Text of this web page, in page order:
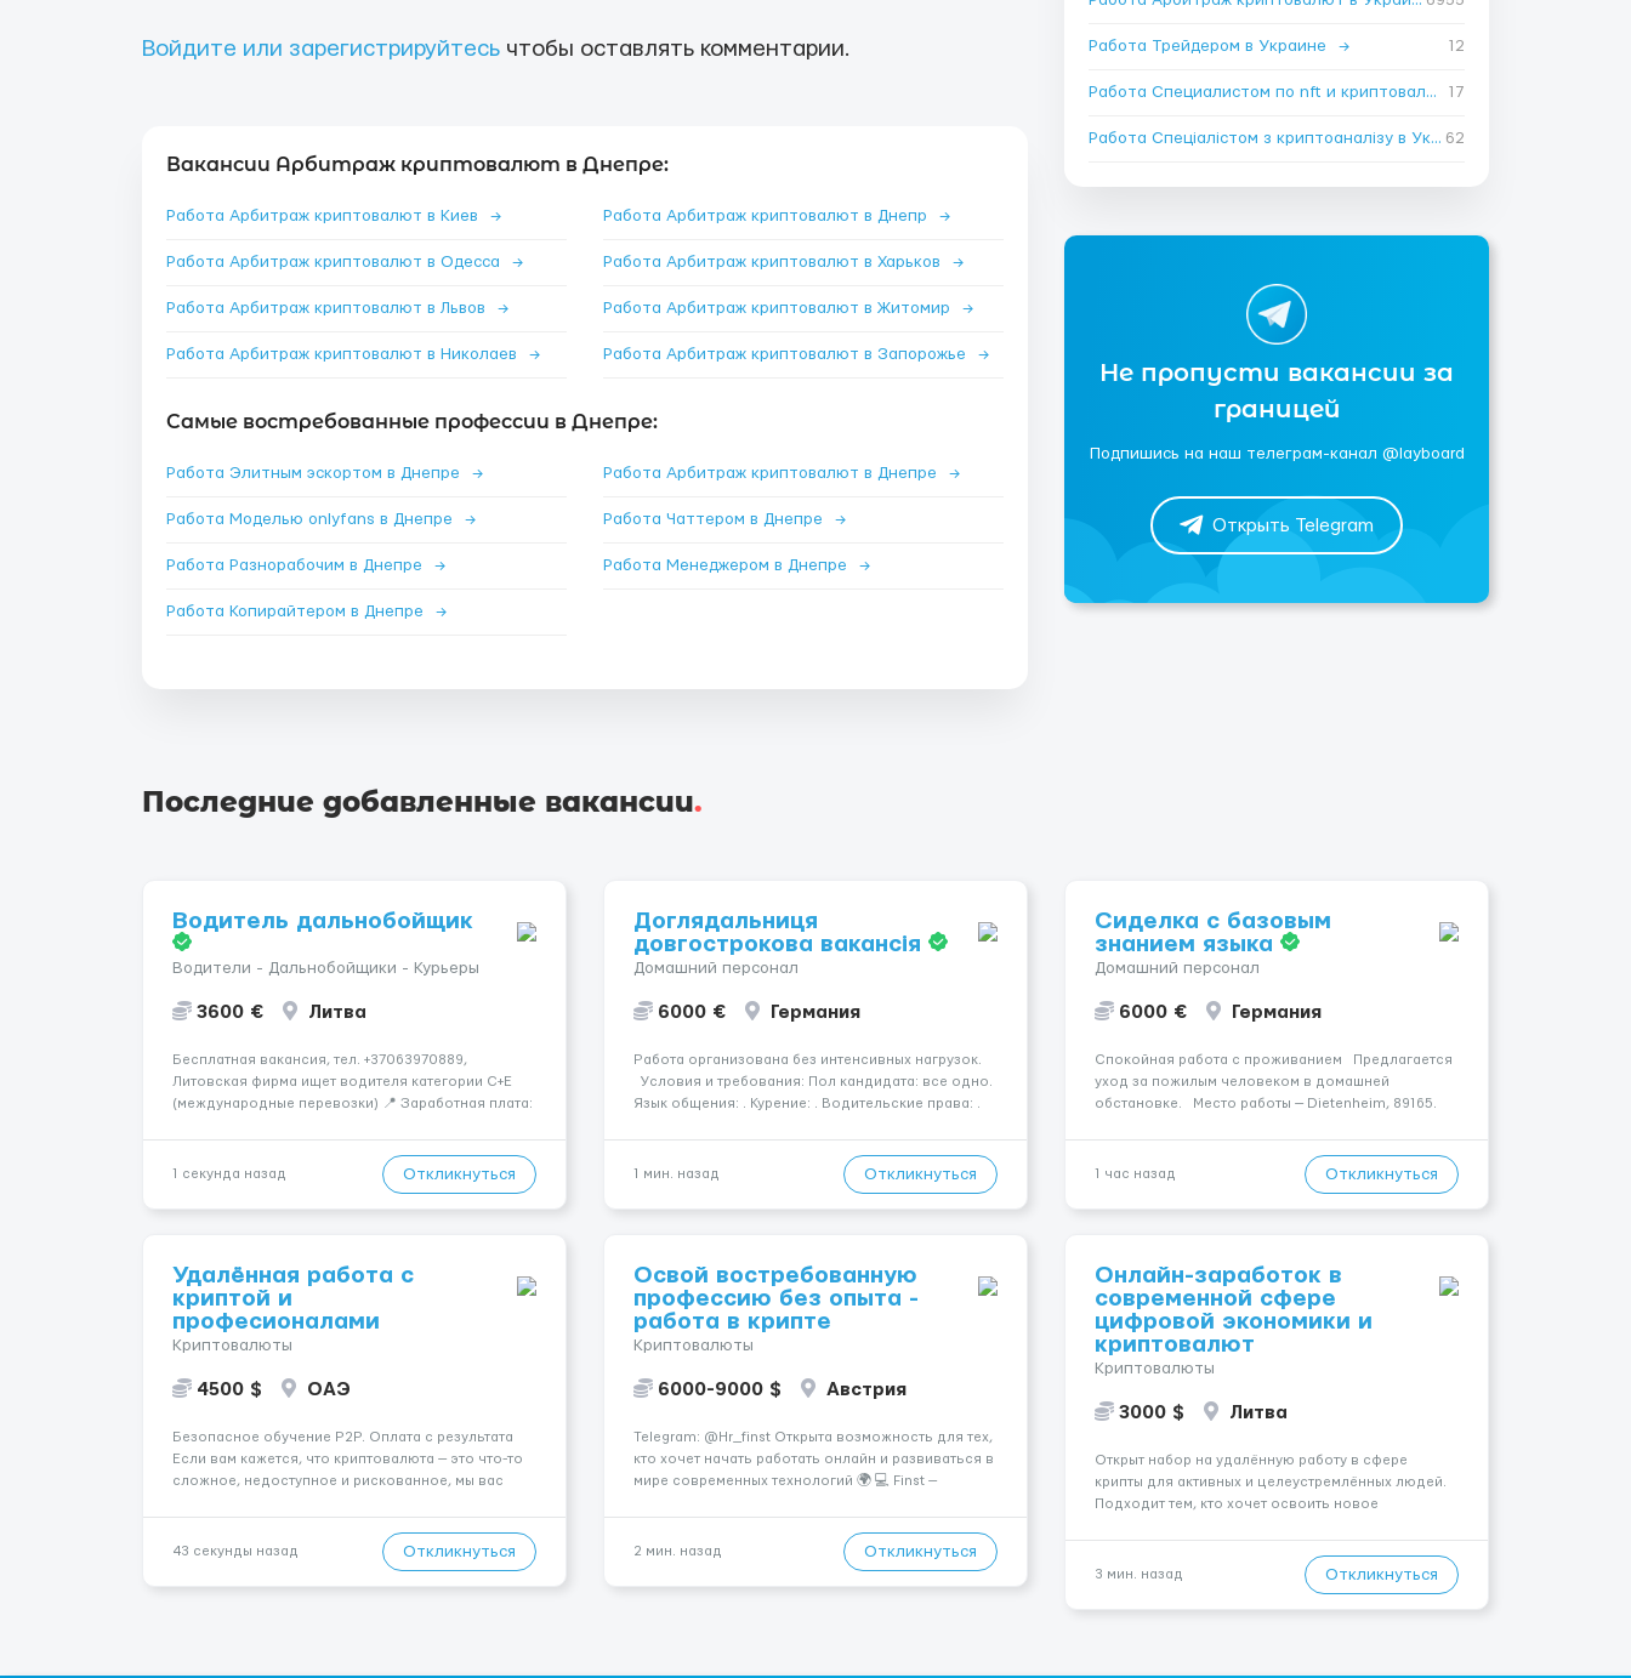
Войдите или зарегистрируйтесь чтобы оставлять комментарии.
Вакансии Арбитраж криптовалют в Днепре:
Работа Арбитраж криптовалют в Киев → Работа Арбитраж криптовалют в Днепр →
Работа Арбитраж криптовалют в Одесса → Работа Арбитраж криптовалют в Харьков →
Работа Арбитраж криптовалют в Львов → Работа Арбитраж криптовалют в Житомир →
Работа Арбитраж криптовалют в Николаев → Работа Арбитраж криптовалют в Запорожье →
Самые востребованные профессии в Днепре:
Работа Элитным эскортом в Днепре → Работа Арбитраж криптовалют в Днепре →
Работа Моделью onlyfans в Днепре → Работа Чаттером в Днепре →
Работа Разнорабочим в Днепре → Работа Менеджером в Днепре →
Работа Копирайтером в Днепре →
Работа Трейдером в Украине → 12
Работа Специалистом по nft и криптовалюте в Украине 17
Работа Спеціалістом з криптоаналізу в Украине 62
Не пропусти вакансии за
границей
Подпишись на наш телеграм-канал @layboard
Открыть Telegram
Последние добавленные вакансии.
Водитель дальнобойщик
Водители - Дальнобойщики - Курьеры
3600 € Литва
Бесплатная вакансия, тел. +37063970889,
Литовская фирма ищет водителя категории C+E
(международные перевозки) 📍 Заработная плата:
рефрижераторах. В среднем 400–500 км в день.
1 секунда назад Откликнуться
Доглядальниця
довгострокова вакансія
Домашний персонал
6000 € Германия
Работа организована без интенсивных нагрузок.
Условия и требования: Пол кандидата: все одно.
Язык общения: . Курение: . Водительские права: .
Украин...
1 мин. назад Откликнуться
Сиделка с базовым
знанием языка
Домашний персонал
6000 € Германия
Спокойная работа с проживанием Предлагается
уход за пожилым человеком в домашней
обстановке. Место работы — Dietenheim, 89165.
пациента: Мобільний. Психологическое...
1 час назад Откликнуться
Удалённая работа с
криптой и
професионалами
Криптовалюты
4500 $ ОАЭ
Безопасное обучение P2P. Оплата с результата
Если вам кажется, что криптовалюта — это что-то
сложное, недоступное и рискованное, мы вас
криптовалюта — это не страшно. Это шанс для тех,
43 секунды назад Откликнуться
Освой востребованную
профессию без опыта -
работа в крипте
Криптовалюты
6000-9000 $ Австрия
Telegram: @Hr_finst Открыта возможность для тех,
кто хочет начать работать онлайн и развиваться в
мире современных технологий 🌍 💻 Finst —
получать практический опыт и выходить на
2 мин. назад Откликнуться
Онлайн-заработок в
современной сфере
цифровой экономики и
криптовалют
Криптовалюты
3000 $ Литва
Открыт набор на удалённую работу в сфере
крипты для активных и целеустремлённых людей.
Подходит тем, кто хочет освоить новое
для онлайн-сотрудничества. Внутри команды
ценится желание расти и развиваться вме...
3 мин. назад Откликнуться